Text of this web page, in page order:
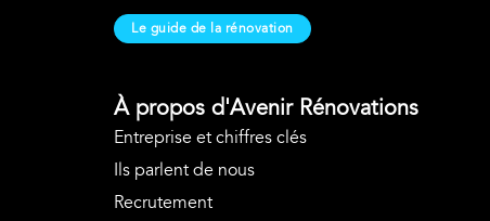
Le guide de la rénovation
À propos d'Avenir Rénovations
Entreprise et chiffres clés
Ils parlent de nous
Recrutement